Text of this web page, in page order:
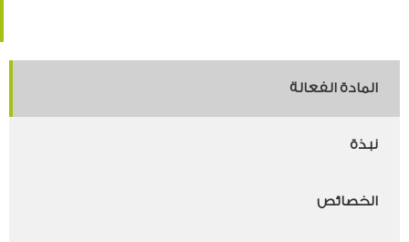
المادة الفعالة
نبذة
الخصائص